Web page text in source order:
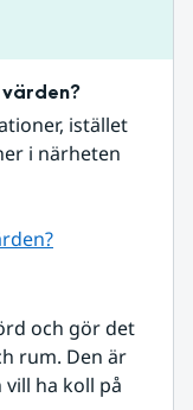
istället
i närheten
och gör det
rum. Den är
ha koll på